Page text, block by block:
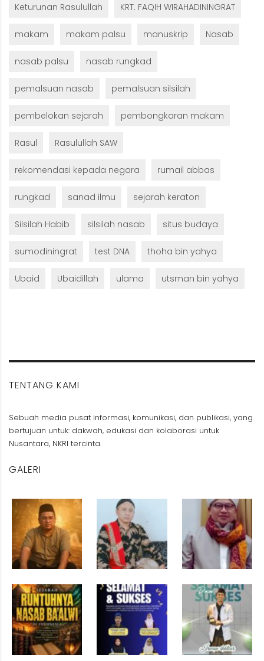
Keturunan Rasulullah KRT. FAQIH WIRAHADININGRAT
makam makam palsu manuskrip Nasab
nasab palsu nasab rungkad
pemalsuan nasab pemalsuan silsilah
pembelokan sejarah pembongkaran makam
Rasul Rasulullah SAW
rekomendasi kepada negara rumail abbas
rungkad sanad ilmu sejarah keraton
Silsilah Habib silsilah nasab situs budaya
sumodiningrat test DNA thoha bin yahya
Ubaid Ubaidillah ulama utsman bin yahya
TENTANG KAMI
Sebuah media pusat informasi, komunikasi, dan publikasi, yang
bertujuan untuk: dakwah, edukasi dan kolaborasi untuk
Nusantara, NKRI tercinta.
GALERI